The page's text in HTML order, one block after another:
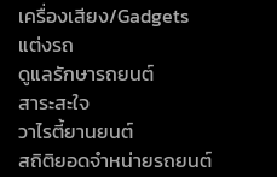
เครื่องเสียง/Gadgets
แต่งรถ
ดูแลรักษารถยนต์
สาระสะใจ
วาไรตี้ยานยนต์
สถิติยอดจำหน่ายรถยนต์